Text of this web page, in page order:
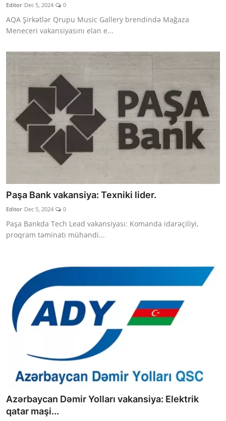
Editor Dec 5, 2024 0
AQA Şirkətlər Qrupu Music Gallery brendində Mağaza
Meneceri vakansiyasını elan e...
Paşa Bank vakansiya: Texniki lider.
Editor Dec 5, 2024 0
Paşa Bankda Tech Lead vakansiyası: Komanda idarəçiliyi,
proqram təminatı mühəndi...
Azərbaycan Dəmir Yolları vakansiya: Elektrik
qatar maşi...